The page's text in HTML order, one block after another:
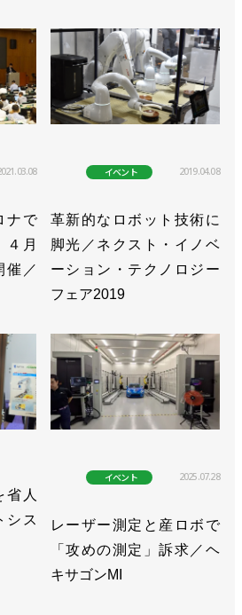
ナで
４月
催／
イベント 2019.04.08
革新的なロボット技術に
脚光／ネクスト・イノベ
ーション・テクノロジー
フェア2019
省人
シス
イベント 2025.07.28
レーザー測定と産ロボで
「攻めの測定」訴求／ヘ
キサゴンMI